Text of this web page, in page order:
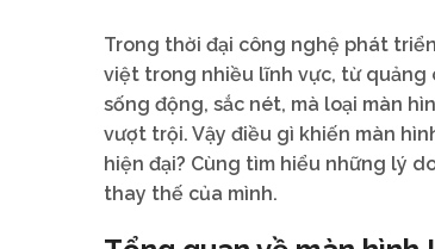
Trong thời đại công nghệ phát
việt trong nhiều lĩnh vực, từ quảng
sống động, sắc nét, mà loại màn
vượt trội. Vậy điều gì khiến màn
hiện đại? Cùng tìm hiểu những lý
thay thế của mình.